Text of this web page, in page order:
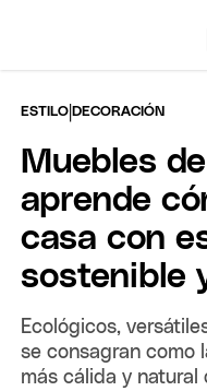
ESTILO |DECORACIÓN
Muebles
aprende
casa con
sostenible
Ecológicos,
se consagran como
más cálida y